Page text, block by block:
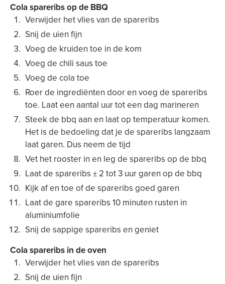
Cola spareribs op de BBQ
Verwijder het vlies van de spareribs
Snij de uien fijn
Voeg de kruiden toe in de kom
Voeg de chili saus toe
Voeg de cola toe
Roer de ingrediënten door en voeg de spareribs
toe. Laat een aantal uur tot een dag marineren
Steek de bbq aan en laat op temperatuur komen.
Het is de bedoeling dat je de spareribs langzaam
laat garen. Dus neem de tijd
Vet het rooster in en leg de spareribs op de bbq
Laat de spareribs ± 2 tot 3 uur garen op de bbq
Kijk af en toe of de spareribs goed garen
Laat de gare spareribs 10 minuten rusten in
aluminiumfolie
Snij de sappige spareribs en geniet
Cola spareribs in de oven
Verwijder het vlies van de spareribs
Snij de uien fijn